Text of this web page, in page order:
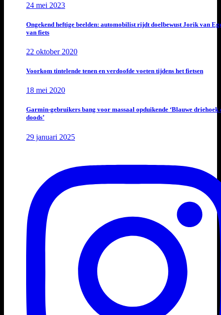
24 mei 2023
Ongekend heftige beelden: automobilist rijdt doelbewust Jorik van
van fiets
22 oktober 2020
Voorkom tintelende tenen en verdoofde voeten tijdens het fietsen
18 mei 2020
Garmin-gebruikers bang voor massaal opduikende ‘Blauwe driehoek
doods’
29 januari 2025